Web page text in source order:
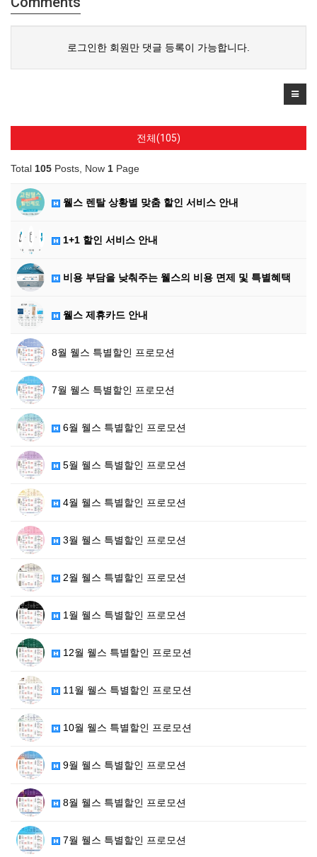
로그인한 회원만 댓글 등록이 가능합니다.
전체(105)
Total 105 Posts, Now 1 Page
웰스 렌탈 상황별 맞춤 할인 서비스 안내
1+1 할인 서비스 안내
비용 부담을 낮춰주는 웰스의 비용 면제 및 특별혜택
웰스 제휴카드 안내
8월 웰스 특별할인 프로모션
7월 웰스 특별할인 프로모션
6월 웰스 특별할인 프로모션
5월 웰스 특별할인 프로모션
4월 웰스 특별할인 프로모션
3월 웰스 특별할인 프로모션
2월 웰스 특별할인 프로모션
1월 웰스 특별할인 프로모션
12월 웰스 특별할인 프로모션
11월 웰스 특별할인 프로모션
10월 웰스 특별할인 프로모션
9월 웰스 특별할인 프로모션
8월 웰스 특별할인 프로모션
7월 웰스 특별할인 프로모션